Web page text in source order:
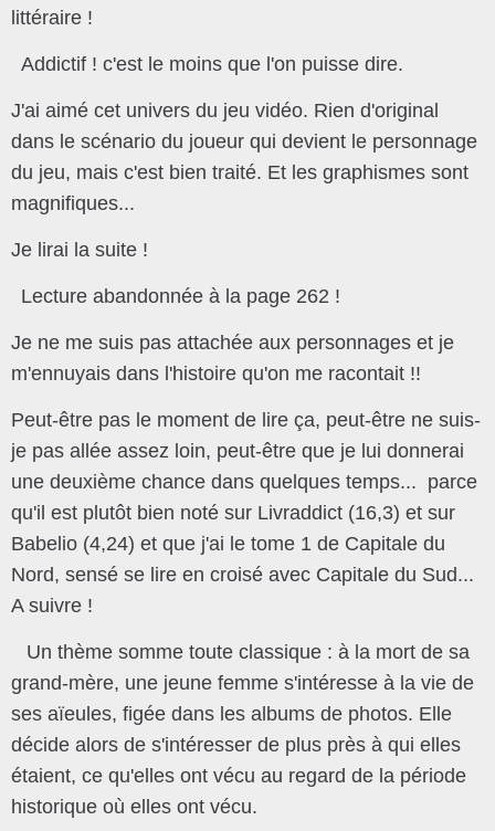
littéraire !
Addictif ! c'est le moins que l'on puisse dire.
J'ai aimé cet univers du jeu vidéo. Rien d'original
dans le scénario du joueur qui devient le personnage
du jeu, mais c'est bien traité. Et les graphismes sont
magnifiques...
Je lirai la suite !
Lecture abandonnée à la page 262 !
Je ne me suis pas attachée aux personnages et je
m'ennuyais dans l'histoire qu'on me racontait !!
Peut-être pas le moment de lire ça, peut-être ne suis-
je pas allée assez loin, peut-être que je lui donnerai
une deuxième chance dans quelques temps... parce
qu'il est plutôt bien noté sur Livraddict (16,3) et sur
Babelio (4,24) et que j'ai le tome 1 de Capitale du
Nord, sensé se lire en croisé avec Capitale du Sud...
A suivre !
Un thème somme toute classique : à la mort de sa
grand-mère, une jeune femme s'intéresse à la vie de
ses aïeules, figée dans les albums de photos. Elle
décide alors de s'intéresser de plus près à qui elles
étaient, ce qu'elles ont vécu au regard de la période
historique où elles ont vécu.